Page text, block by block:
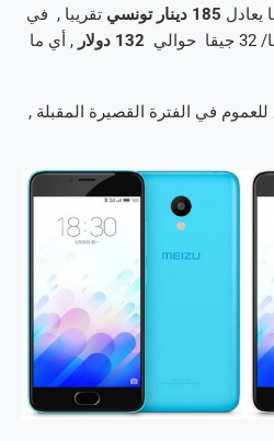
185 دينار تونسي
تقريبا , في
132 دولار
, أي ما
في الفترة القصيرة المقبلة ,